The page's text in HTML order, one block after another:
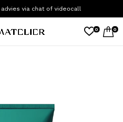
0 0
via chat of videocall